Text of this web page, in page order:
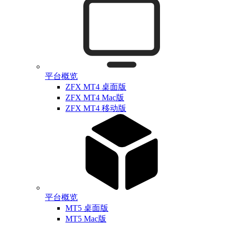
平台概览
ZFX MT4 桌面版
ZFX MT4 Mac版
ZFX MT4 移动版
平台概览
MT5 桌面版
MT5 Mac版